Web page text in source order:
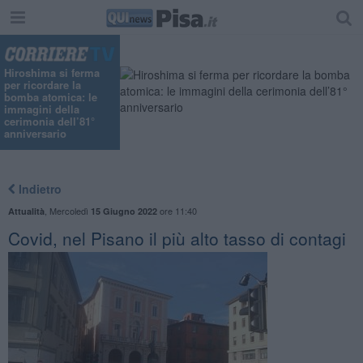
Hiroshima si ferma
per ricordare la
bomba atomica: le
immagini della
cerimonia dell’81°
anniversario
Indietro
Attualità Mercoledì 15 Giugno 2022ore 11:40
Covid, nel Pisano il più alto tasso di contagi